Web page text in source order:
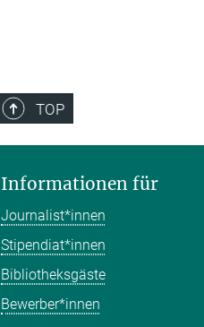
TOP
Informationen für
Journalist*innen
Stipendiat*innen
Bibliotheksgäste
Bewerber*innen